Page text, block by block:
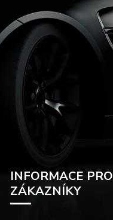
INFORMACE PRO
ZÁKAZNÍKY